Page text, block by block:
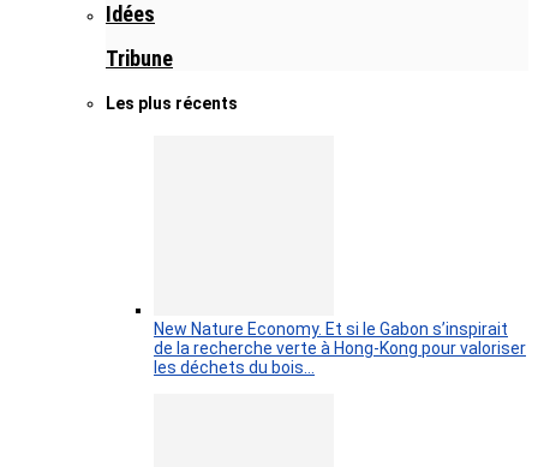
Idées
Tribune
Les plus récents
New Nature Economy. Et si le Gabon s’inspirait
de la recherche verte à Hong-Kong pour valoriser
les déchets du bois…